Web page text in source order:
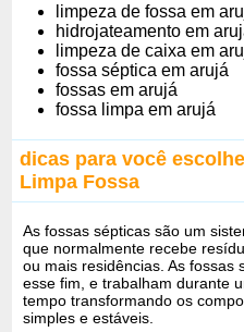
limpeza de fossa em
hidrojateamento em
limpeza de caixa em
fossa séptica em arujá
fossas em arujá
fossa limpa em arujá
dicas para você
Limpa Fossa
As fossas sépticas são um
que normalmente recebe
ou mais residências. As fossas
esse fim, e trabalham durante
tempo transformando os
simples e estáveis.